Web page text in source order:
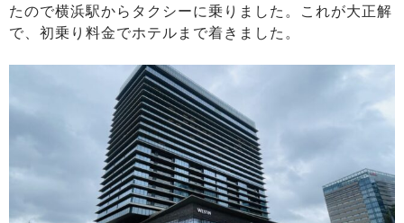
たので横浜駅からタクシーに乗りました。これが大正解
で、初乗り料金でホテルまで着きました。